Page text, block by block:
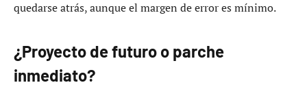
quedarse atrás, aunque el margen de error es mínimo.
¿Proyecto de futuro o parche
inmediato?